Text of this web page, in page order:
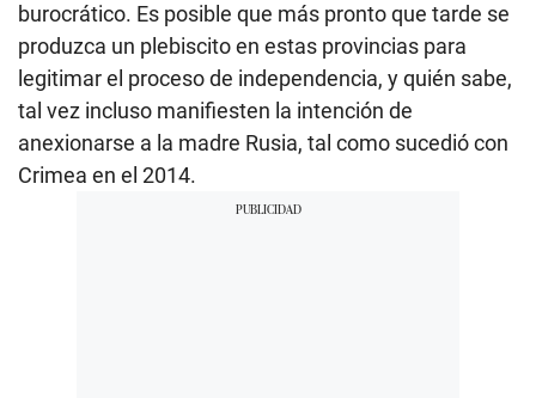
burocrático. Es posible que más pronto que tarde se
produzca un plebiscito en estas provincias para
legitimar el proceso de independencia, y quién sabe,
tal vez incluso manifiesten la intención de
anexionarse a la madre Rusia, tal como sucedió con
Crimea en el 2014.